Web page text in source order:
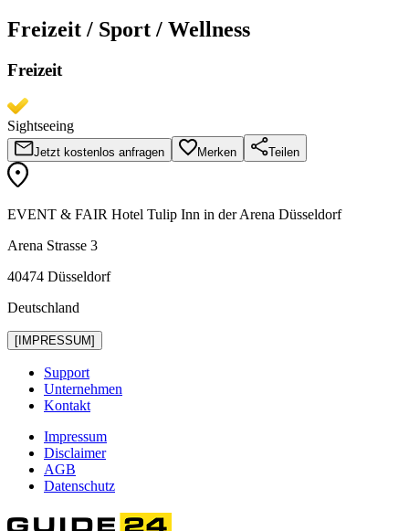
Freizeit / Sport / Wellness
Freizeit
Sightseeing
Jetzt kostenlos anfragen Merken Teilen
EVENT & FAIR Hotel Tulip Inn in der Arena Düsseldorf
Arena Strasse 3
40474 Düsseldorf
Deutschland
[IMPRESSUM]
Support
Unternehmen
Kontakt
Impressum
Disclaimer
AGB
Datenschutz